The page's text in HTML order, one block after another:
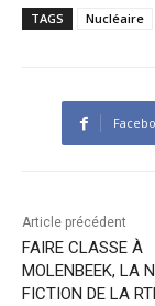
TAGS Nucléaire
Article précédent
FAIRE CLASSE À
MOLENBEEK, LA
FICTION DE LA